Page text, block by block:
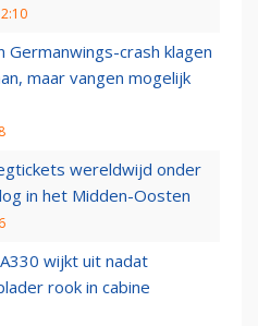
Germanwings-crash klagen
maar vangen mogelijk
wereldwijd onder
in het Midden-Oosten
wijkt uit nadat
rook in cabine